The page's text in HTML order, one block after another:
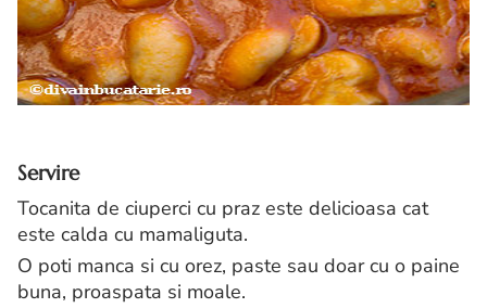
Servire
Tocanita de ciuperci cu praz este delicioasa cat
este calda cu mamaliguta.
O poti manca si cu orez, paste sau doar cu o paine
buna, proaspata si moale.